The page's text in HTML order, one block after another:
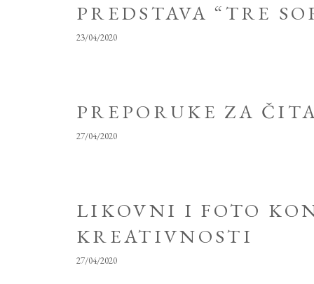
PREDSTAVA “TRE
23/04/2020
PREPORUKE ZA
27/04/2020
LIKOVNI I FOTO
KREATIVNOSTI
27/04/2020